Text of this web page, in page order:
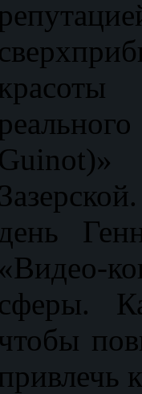
день
«Видео-
сферы.